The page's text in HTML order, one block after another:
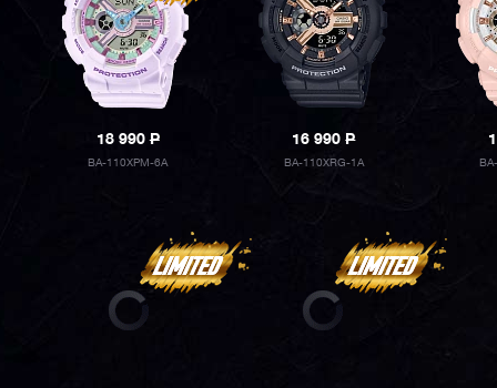
18 990P
BA-110XPM-6A
16 990P
BA-110XRG-1A